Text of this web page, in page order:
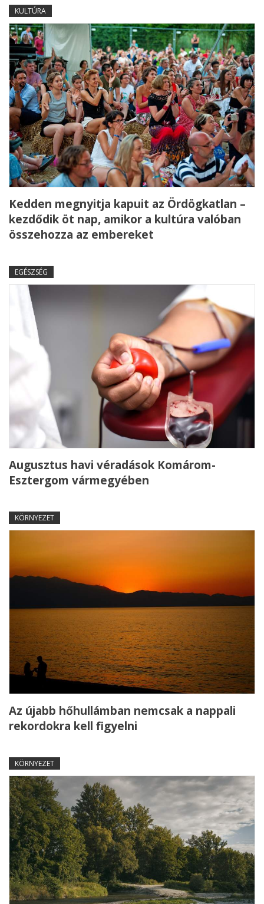
KULTÚRA
Kedden megnyitja kapuit az Ördögkatlan –
kezdődik öt nap, amikor a kultúra valóban
összehozza az embereket
EGÉSZSÉG
Augusztus havi véradások Komárom-
Esztergom vármegyében
KÖRNYEZET
Az újabb hőhullámban nemcsak a nappali
rekordokra kell figyelni
KÖRNYEZET